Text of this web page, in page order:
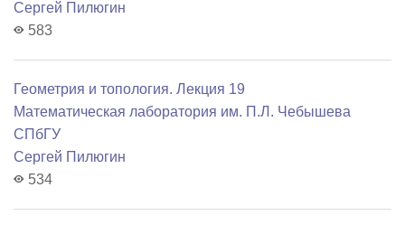
Сергей Пилюгин
583
Геометрия и топология. Лекция 19
Математичеcкая лаборатория им. П.Л. Чебышева
СПбГУ
Сергей Пилюгин
534